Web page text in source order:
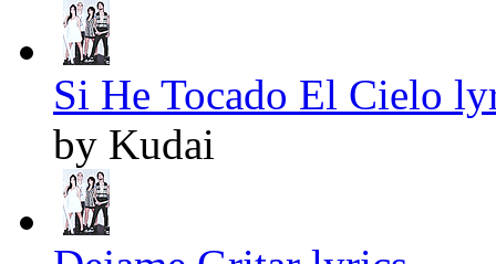
Si He Tocado El Cielo
by Kudai